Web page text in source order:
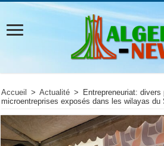
Accueil > Actualité >
Entrepreneuriat:
microentreprises exposés dans les wilayas du